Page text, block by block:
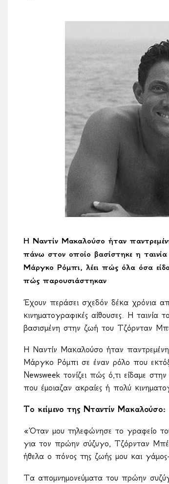
Η Ναντίν Μακαλούσο ήταν
πάνω στον οποίο βασίστηκε η
Μάργκο Ρόμπι, λέει πώς όλα όσα
πώς παρουσιάστηκαν
Έχουν περάσει σχεδόν δέκα χρόνια
κινηματογραφικές αίθουσες. Η
βασισμένη στην ζωή του Τζόρνταν
Η Ναντίν Μακαλούσο ήταν
Μάργκο Ρόμπι σε έναν ρόλο που
Newsweek τονίζει πώς ό,τι είδαμε
που έμοιαζαν ακραίες ή πολύ
Το κείμενο της Νταντίν Μακαλούσο:
«Όταν μου τηλεφώνησε το γραφείο
για τον πρώην σύζυγο, Τζόρνταν
ήθελα ο πόνος της ζωής μου και
Τα απομνημονεύματα του πρώην